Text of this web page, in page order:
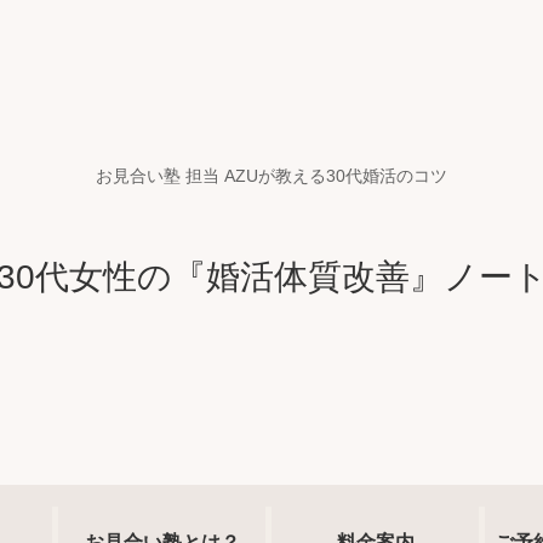
お見合い塾 担当 AZUが教える30代婚活のコツ
代女性の『婚活体質改善』ノート